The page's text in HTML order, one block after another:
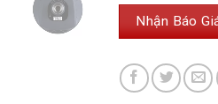
Nhận Báo